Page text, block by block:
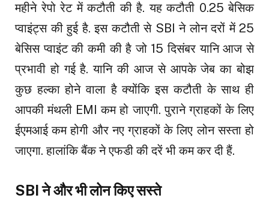
महीने रेपो रेट में कटौती की है. यह कटौती 0.25 बेसिक
प्वाइंट्स की हुई है. इस कटौती से SBI ने लोन दरों में 25
बेसिस प्वाइंट की कमी की है जो 15 दिसंबर यानि आज से
प्रभावी हो गई है. यानि की आज से आपके जेब का बोझ
कुछ हल्का होने वाला है क्योंकि इस कटौती के साथ ही
आपकी मंथली EMI कम हो जाएगी. पुराने ग्राहकों के लिए
ईएमआई कम होगी और नए ग्राहकों के लिए लोन सस्ता हो
जाएगा. हालांकि बैंक ने एफडी की दरें भी कम कर दी हैं.
SBI ने और भी लोन किए सस्ते